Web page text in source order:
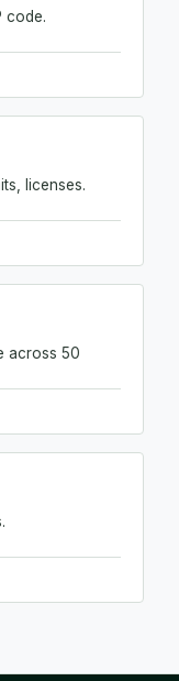
code.
licenses.
across 50